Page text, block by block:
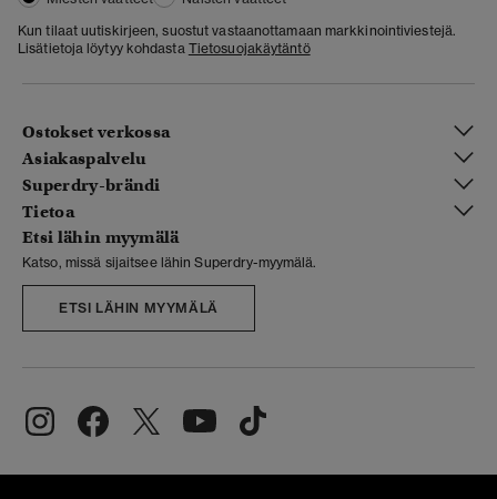
Kun tilaat uutiskirjeen, suostut vastaanottamaan markkinointiviestejä.
Lisätietoja löytyy kohdasta Tietosuojakäytäntö
Ostokset verkossa
Asiakaspalvelu
Superdry-brändi
Tietoa
Etsi lähin myymälä
Katso, missä sijaitsee lähin Superdry-myymälä.
ETSI LÄHIN MYYMÄLÄ